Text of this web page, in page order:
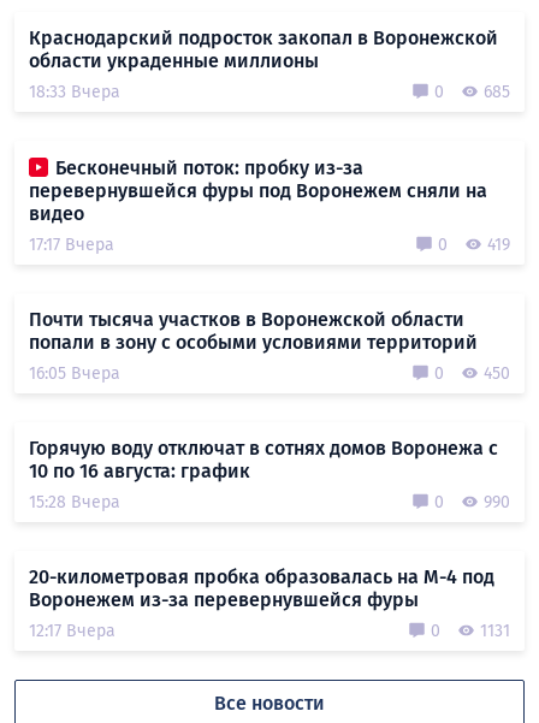
Краснодарский подросток закопал в Воронежской
области украденные миллионы
18:33 Вчера 0 685
Бесконечный поток: пробку из-за
перевернувшейся фуры под Воронежем сняли на
видео
17:17 Вчера 0 419
Почти тысяча участков в Воронежской области
попали в зону с особыми условиями территорий
16:05 Вчера 0 450
Горячую воду отключат в сотнях домов Воронежа с
10 по 16 августа: график
15:28 Вчера 0 990
20-километровая пробка образовалась на М-4 под
Воронежем из-за перевернувшейся фуры
12:17 Вчера 0 1131
Все новости